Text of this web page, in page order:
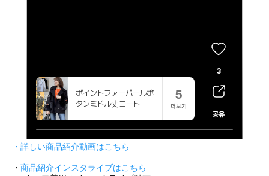
・詳しい商品紹介動画はこちら
・ 商品紹介インスタライブはこちら